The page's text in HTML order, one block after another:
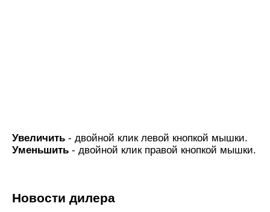
Увеличить - двойной клик левой кнопкой мышки.
Уменьшить - двойной клик правой кнопкой мышки.
Новости дилера